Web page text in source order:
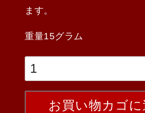
ます。
重量15グラム
お買い物カゴに